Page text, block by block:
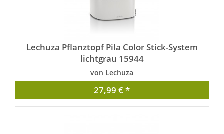
Lechuza Pflanztopf Pila Color Stick-System
lichtgrau 15944
von Lechuza
27,99 € *